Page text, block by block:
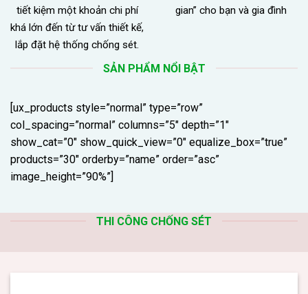
tiết kiệm một khoản chi phí
khá lớn đến từ tư vấn thiết kế,
lắp đặt hệ thống chống sét.
gian” cho bạn và gia đình
SẢN PHẨM NỔI BẬT
[ux_products style=”normal” type=”row”
col_spacing=”normal” columns=”5″ depth=”1″
show_cat=”0″ show_quick_view=”0″ equalize_box=”true”
products=”30″ orderby=”name” order=”asc”
image_height=”90%”]
THI CÔNG CHỐNG SÉT